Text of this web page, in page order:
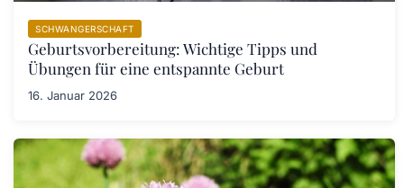
SCHWANGERSCHAFT
Geburtsvorbereitung: Wichtige Tipps und
Übungen für eine entspannte Geburt
16. Januar 2026